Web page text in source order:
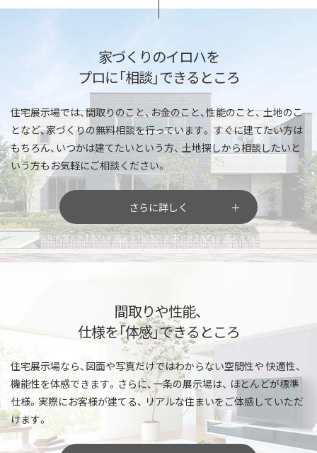
家づくりのイロハを
プロに「相談」できるところ
住宅展示場では、間取りのこと、お金のこと、性能のこと、土地のこ
となど、家づくりの無料相談を行っています。 すぐに建てたい方は
もちろん、いつかは建てたいという方、 土地探しから相談したいと
いう方もお気軽にご相談ください。
さらに詳しく
間取りや性能、
仕様を「体感」できるところ
住宅展示場なら、図面や写真だけではわからない空間性や 快適性、
機能性を体感できます。さらに、一条の展示場は、 ほとんどが標準
仕様。実際にお客様が建てる、 リアルな住まいをご体感していただ
けます。